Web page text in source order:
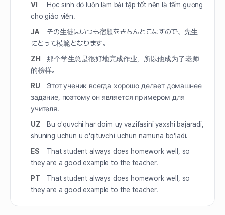
VI
Học sinh đó luôn làm bài tập tốt nên là tấm gương
cho giáo viên.
JA
その生徒はいつも宿題をきちんとこなすので、先生
にとって模範となります。
ZH
那个学生总是很好地完成作业，所以他成为了老师
的榜样。
RU
Этот ученик всегда хорошо делает домашнее
задание, поэтому он является примером для
учителя.
UZ
Bu o'quvchi har doim uy vazifasini yaxshi bajaradi,
shuning uchun u o'qituvchi uchun namuna bo'ladi.
ES
That student always does homework well, so
they are a good example to the teacher.
PT
That student always does homework well, so
they are a good example to the teacher.